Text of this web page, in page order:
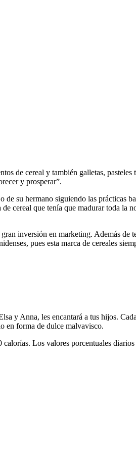
de cereal y también galletas,
y prosperar”.
su hermano siguiendo las prácticas
cereal que tenía que madurar toda
inversión en marketing. Además de
pues esta marca de cereales
y Anna, les encantará a tus hijos.
en forma de dulce malvavisco.
Los valores porcentuales